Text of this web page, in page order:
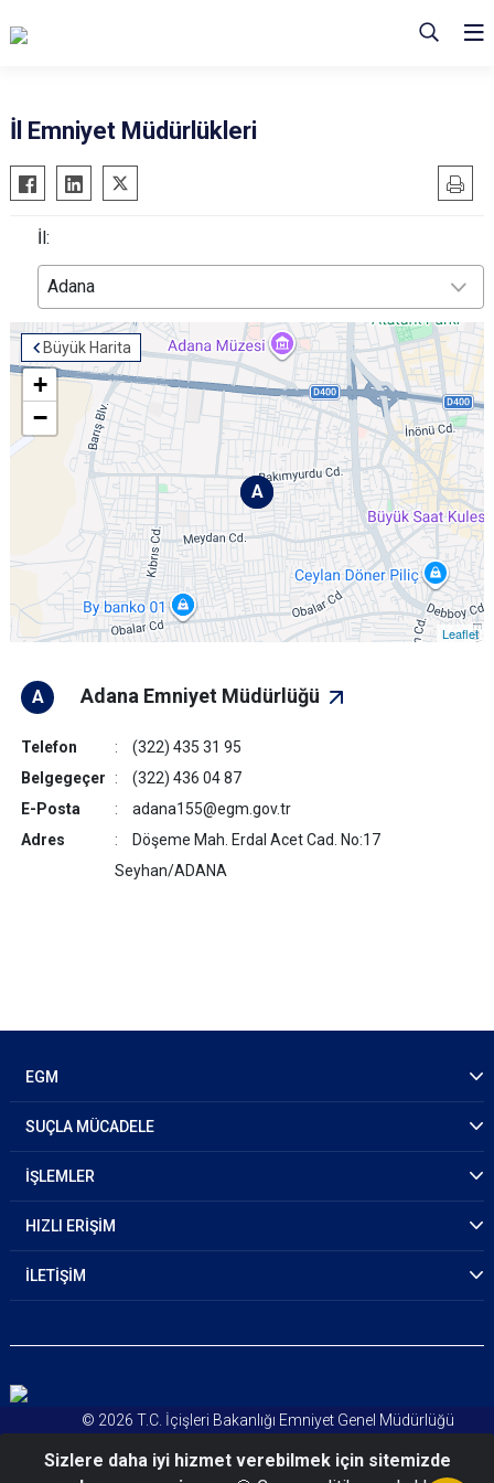
İl Emniyet Müdürlükleri
İl:
Adana
Büyük Harita
A
A
+
−
Leaflet
A Adana Emniyet Müdürlüğü
Telefon
(322) 435 31 95
Belgegeçer
(322) 436 04 87
E-Posta
adana155@egm.gov.tr
Adres
Döşeme Mah. Erdal Acet Cad. No:17
Seyhan/ADANA
EGM
SUÇLA MÜCADELE
İŞLEMLER
HIZLI ERİŞİM
İLETİŞİM
© 2026 T.C. İçişleri Bakanlığı Emniyet Genel Müdürlüğü
Aydınlatma Metni
Sizlere daha iyi hizmet verebilmek için sitemizde